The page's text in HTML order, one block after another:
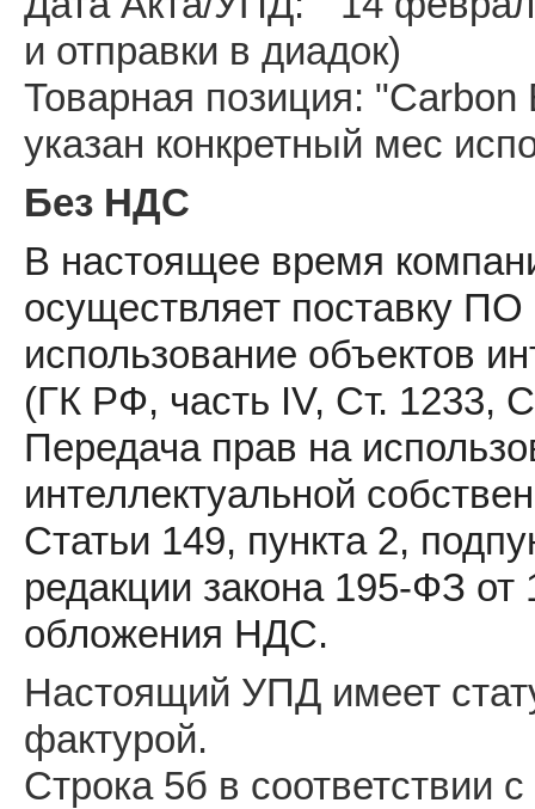
и отправки в диадок)
Товарная позиция:
указан конкретный мес
Без НДС
В настоящее время
осуществляет поставку
использование объектов
(ГК РФ, часть IV, Ст. 1233,
Передача прав на
интеллектуальной
Статьи 149, пункта 2,
редакции закона 195-ФЗ
обложения НДС.
Настоящий УПД имеет
фактурой.
Строка 5б в соответствии